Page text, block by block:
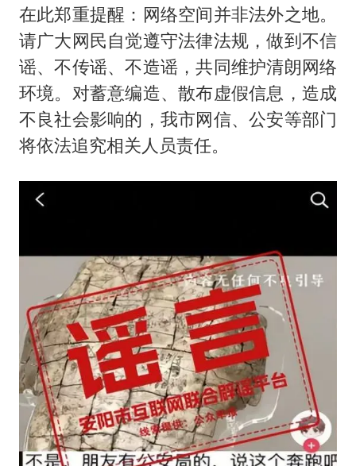
在此郑重提醒：网络空间并非法外之地。
请广大网民自觉遵守法律法规，做到不信
谣、不传谣、不造谣，共同维护清朗网络
环境。对蓄意编造、散布虚假信息，造成
不良社会影响的，我市网信、公安等部门
将依法追究相关人员责任。